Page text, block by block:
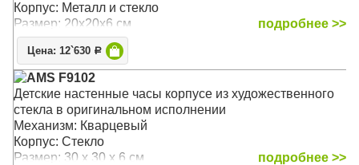
Механизм: Механический Скелетон
Корпус: Полированная латунь
Звуковой сигнал:Гонг
Размер: 62 х 15 х 10 (без учёта маятника и гирь)
Корпус: Металл и стекло
Размер: 20х20х6 см
подробнее >>
Цена: 12`630 Р
AMS F9102
Детские настенные часы корпусе из художественного
стекла в оригинальном исполнении
Механизм: Кварцевый
Корпус: Стекло
Размер: 30 х 30 х 6 см
подробнее >>